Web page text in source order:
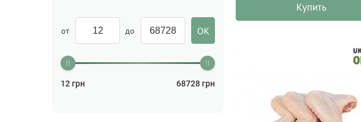
БАДы
от до
12 грн 68728 грн
Купить